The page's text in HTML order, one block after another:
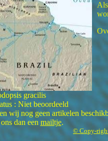
gracilis
: Niet beoordeeld
wij nog geen artikelen
dan een mailtje.
© Copy-